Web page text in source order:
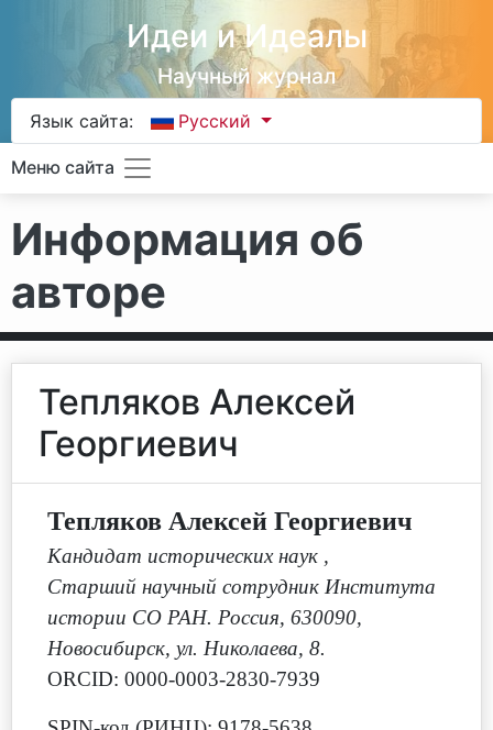
Идеи и Идеалы
Научный журнал
Язык сайта: Русский
Меню сайта
Информация об
авторе
Тепляков Алексей
Георгиевич
Тепляков Алексей Георгиевич
Кандидат исторических наук ,
Cтарший научный сотрудник Института
истории СО РАН. Россия, 630090,
Новосибирск, ул. Николаева, 8.
ORCID: 0000-0003-2830-7939